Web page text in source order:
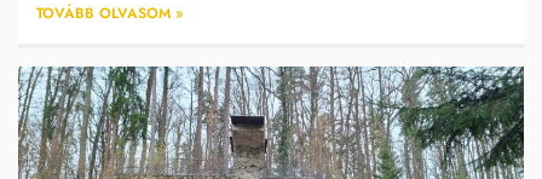
TOVÁBB OLVASOM »